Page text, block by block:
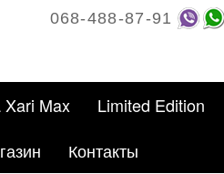
068-488-87-91
Xari Max Limited Edition
Контакты